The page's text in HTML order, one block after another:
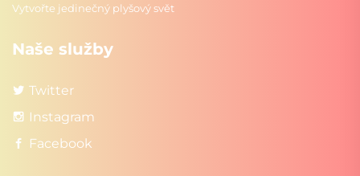
Vytvořte jedinečný plyšový svět
Naše služby
Twitter
Instagram
Facebook